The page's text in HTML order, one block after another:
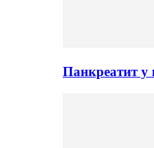
Панкреатит у